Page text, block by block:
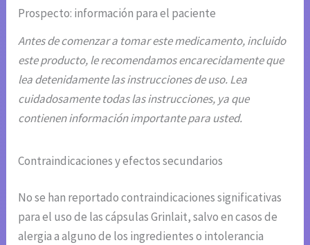
Prospecto: información para el paciente
Antes de comenzar a tomar este medicamento, incluido
este producto, le recomendamos encarecidamente que
lea detenidamente las instrucciones de uso. Lea
cuidadosamente todas las instrucciones, ya que
contienen información importante para usted.
Contraindicaciones y efectos secundarios
No se han reportado contraindicaciones significativas
para el uso de las cápsulas Grinlait, salvo en casos de
alergia a alguno de los ingredientes o intolerancia